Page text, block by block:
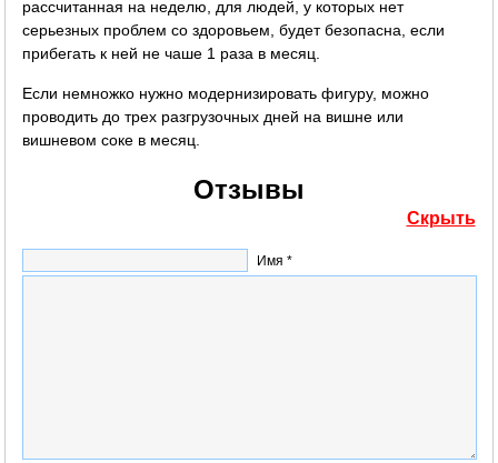
рассчитанная на неделю, для людей, у которых нет
серьезных проблем со здоровьем, будет безопасна, если
прибегать к ней не чаше 1 раза в месяц.
Если немножко нужно модернизировать фигуру, можно
проводить до трех разгрузочных дней на вишне или
вишневом соке в месяц.
Отзывы
Скрыть
Имя *